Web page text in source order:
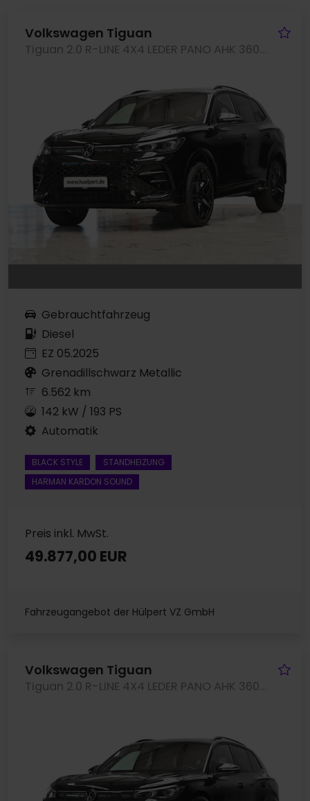
Volkswagen Tiguan
Tiguan 2.0 R-LINE 4X4 LEDER PANO AHK 360CAM LM20
Gebrauchtfahrzeug
Diesel
EZ 05.2025
Grenadillschwarz Metallic
6.562 km
142 kW / 193 PS
Automatik
BLACK STYLE
STANDHEIZUNG
HARMAN KARDON SOUND
Preis inkl. MwSt.
49.877,00 EUR
Fahrzeugangebot der Hülpert VZ GmbH
Volkswagen Tiguan
Tiguan 2.0 R-LINE 4X4 LEDER PANO AHK 360CAM LM20